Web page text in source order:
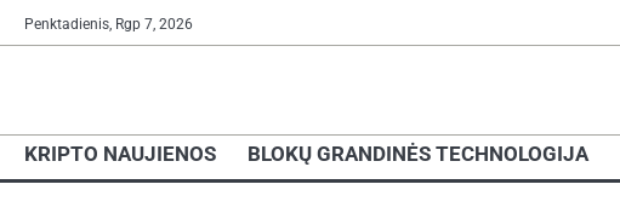
Skip
to
Penktadienis, Rgp 7, 2026
KRIPTO NAUJIENOS BLOKŲ GRANDINĖS TECHNOLOGIJA